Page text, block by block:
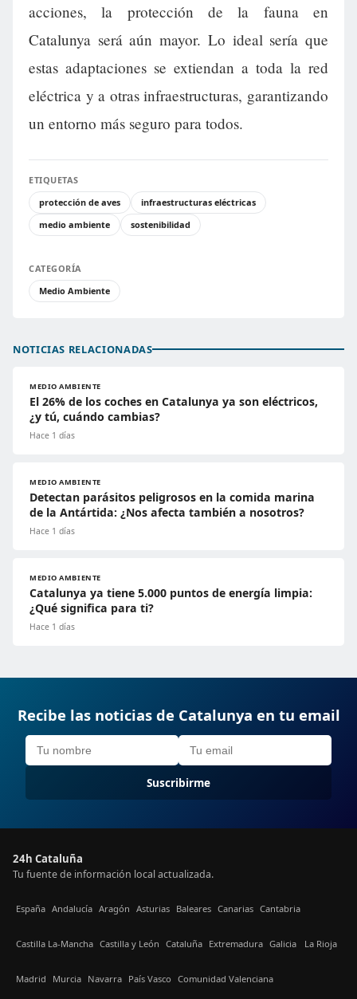
acciones, la protección de la fauna en
Catalunya será aún mayor. Lo ideal sería que
estas adaptaciones se extiendan a toda la red
eléctrica y a otras infraestructuras, garantizando
un entorno más seguro para todos.
ETIQUETAS
protección de aves
infraestructuras eléctricas
medio ambiente
sostenibilidad
CATEGORÍA
Medio Ambiente
NOTICIAS RELACIONADAS
MEDIO AMBIENTE
El 26% de los coches en Catalunya ya son eléctricos,
¿y tú, cuándo cambias?
Hace 1 días
MEDIO AMBIENTE
Detectan parásitos peligrosos en la comida marina
de la Antártida: ¿Nos afecta también a nosotros?
Hace 1 días
MEDIO AMBIENTE
Catalunya ya tiene 5.000 puntos de energía limpia:
¿Qué significa para ti?
Hace 1 días
Recibe las noticias de Catalunya en tu email
Suscribirme
24h Cataluña
Tu fuente de información local actualizada.
España Andalucía Aragón Asturias Baleares Canarias Cantabria
Castilla La-Mancha Castilla y León Cataluña Extremadura Galicia La Rioja
Madrid Murcia Navarra País Vasco Comunidad Valenciana